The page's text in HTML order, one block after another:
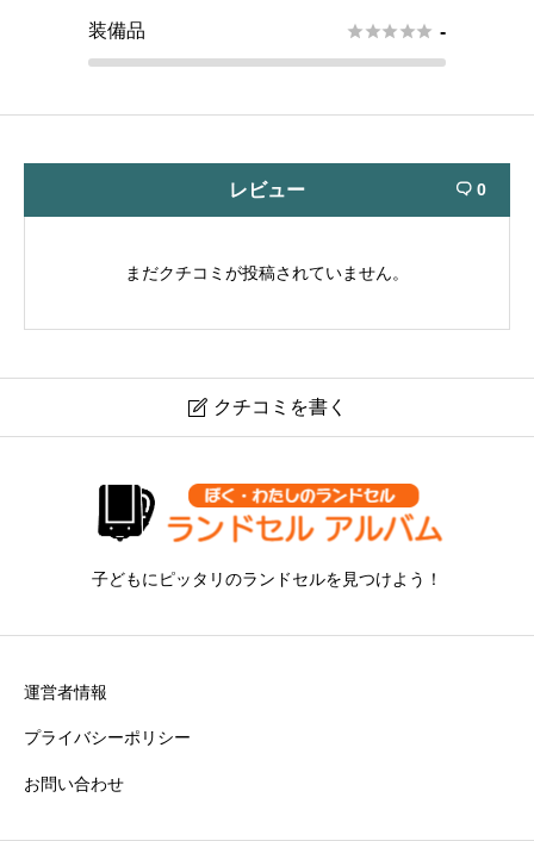
装備品  -
レビュー  0
まだクチコミが投稿されていません。
 クチコミを書く
ドセルの口コミ・評判は？
ニックネーム 必須
デザイン
子どもにピッタリのランドセルを見つけよう！
運営者情報
プライバシーポリシー
お問い合わせ